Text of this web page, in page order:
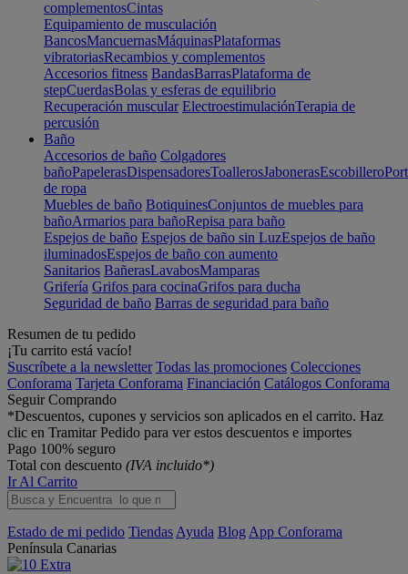
complementosCintas
Equipamiento de musculación
BancosMancuernasMáquinasPlataformas
vibratoriasRecambios y complementos
Accesorios fitness BandasBarrasPlataforma de
stepCuerdasBolas y esferas de equilibrio
Recuperación muscular ElectroestimulaciónTerapia de
percusión
Baño
Accesorios de baño Colgadores
bañoPapelerasDispensadoresToallerosJabonerasEscobillero
de ropa
Muebles de baño BotiquinesConjuntos de muebles para
bañoArmarios para bañoRepisa para baño
Espejos de baño Espejos de baño sin LuzEspejos de baño
iluminadosEspejos de baño con aumento
Sanitarios BañerasLavabosMamparas
Grifería Grifos para cocinaGrifos para ducha
Seguridad de baño Barras de seguridad para baño
Resumen de tu pedido
¡Tu carrito está vacío!
Suscríbete a la newsletter Todas las promociones Colecciones
Conforama Tarjeta Conforama Financiación Catálogos Conforama
Seguir Comprando
*Descuentos, cupones y servicios son aplicados en el carrito. Haz
clic en Tramitar Pedido para ver estos descuentos e importes
Pago 100% seguro
Total con descuento (IVA incluido*)
Ir Al Carrito
Estado de mi pedido Tiendas Ayuda Blog App Conforama
Península Canarias